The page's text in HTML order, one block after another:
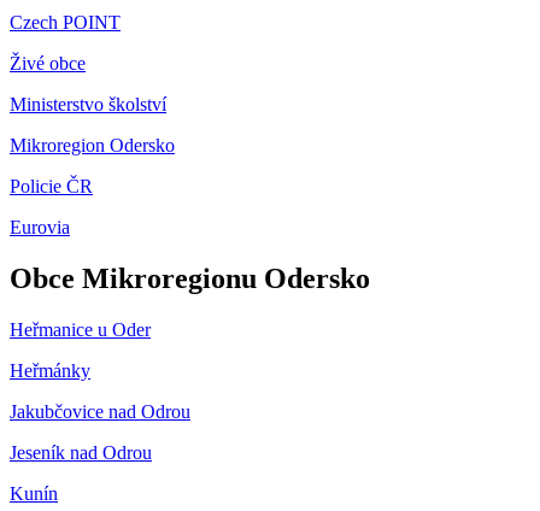
Czech POINT
Živé obce
Ministerstvo školství
Mikroregion Odersko
Policie ČR
Eurovia
Obce Mikroregionu Odersko
Heřmanice u Oder
Heřmánky
Jakubčovice nad Odrou
Jeseník nad Odrou
Kunín